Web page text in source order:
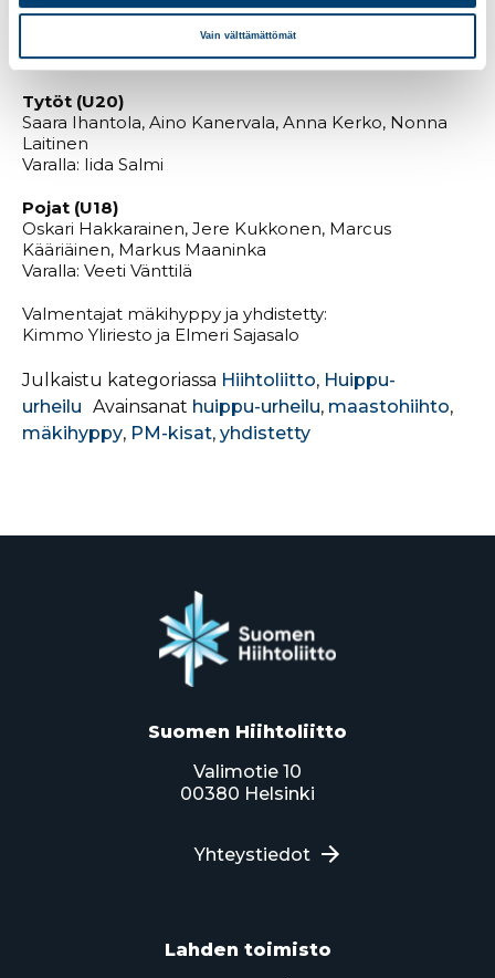
Vain välttämättömät
Varalla: Andreas Helanne
Yhdistetty
Tytöt (U20)
Saara Ihantola, Aino Kanervala, Anna Kerko, Nonna
Laitinen
Varalla: Iida Salmi
Pojat (U18)
Oskari Hakkarainen, Jere Kukkonen, Marcus
Kääriäinen, Markus Maaninka
Varalla: Veeti Vänttilä
Valmentajat mäkihyppy ja yhdistetty:
Kimmo Yliriesto ja Elmeri Sajasalo
Julkaistu kategoriassa Hiihtoliitto, Huippu-
urheilu Avainsanat huippu-urheilu, maastohiihto,
mäkihyppy, PM-kisat, yhdistetty
Suomen Hiihtoliitto
Valimotie 10
00380 Helsinki
Yhteystiedot
Lahden toimisto